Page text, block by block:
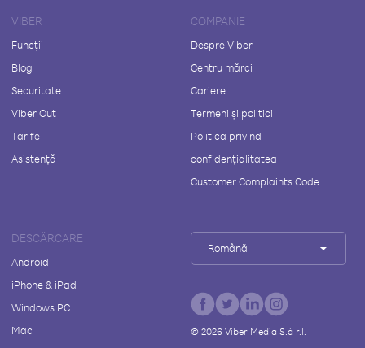
VIBER
Funcții
Blog
Securitate
Viber Out
Tarife
Asistență
COMPANIE
Despre Viber
Centru mărci
Cariere
Termeni și politici
Politica privind
confidențialitatea
Customer Complaints Code
DESCĂRCARE
Android
iPhone & iPad
Windows PC
Mac
Română
© 2026Viber Media S.à r.l.